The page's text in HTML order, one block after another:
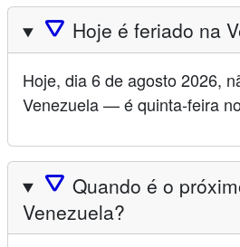
🛆 Hoje é feriado na
Hoje, dia 6 de agosto 2026,
Venezuela — é quinta-feira
🛆 Quando é o
Venezuela?